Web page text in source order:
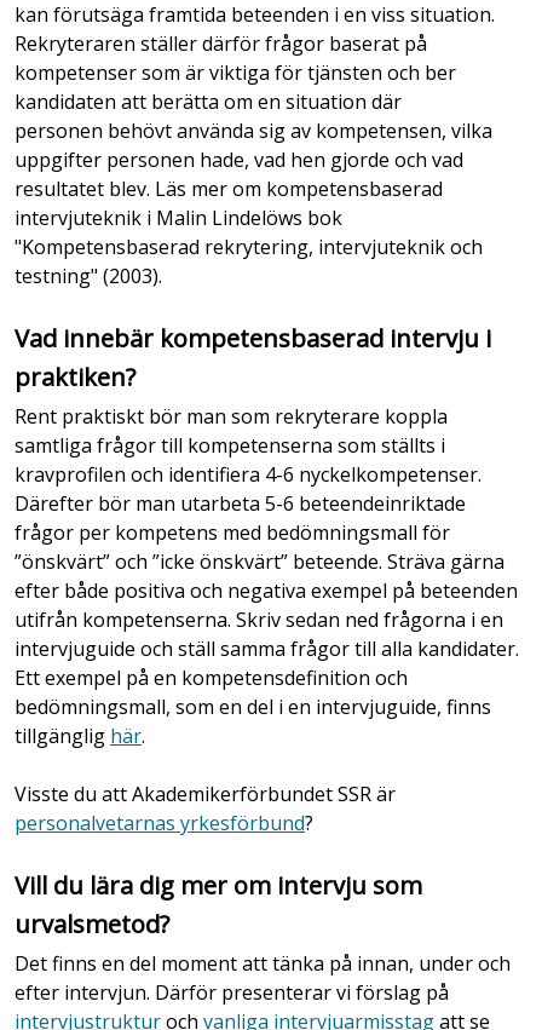
kan förutsäga framtida beteenden i en viss situation.
Rekryteraren ställer därför frågor baserat på
kompetenser som är viktiga för tjänsten och ber
kandidaten att berätta om en situation där
personen behövt använda sig av kompetensen, vilka
uppgifter personen hade, vad hen gjorde och vad
resultatet blev. Läs mer om kompetensbaserad
intervjuteknik i Malin Lindelöws bok
"Kompetensbaserad rekrytering, intervjuteknik och
testning" (2003).
Vad innebär kompetensbaserad intervju i
praktiken?
Rent praktiskt bör man som rekryterare koppla
samtliga frågor till kompetenserna som ställts i
kravprofilen och identifiera 4-6 nyckelkompetenser.
Därefter bör man utarbeta 5-6 beteendeinriktade
frågor per kompetens med bedömningsmall för
”önskvärt” och ”icke önskvärt” beteende. Sträva gärna
efter både positiva och negativa exempel på beteenden
utifrån kompetenserna. Skriv sedan ned frågorna i en
intervjuguide och ställ samma frågor till alla kandidater.
Ett exempel på en kompetensdefinition och
bedömningsmall, som en del i en intervjuguide, finns
tillgänglig här.
Visste du att Akademikerförbundet SSR är
personalvetarnas yrkesförbund?
Vill du lära dig mer om intervju som
urvalsmetod?
Det finns en del moment att tänka på innan, under och
efter intervjun. Därför presenterar vi förslag på
intervjustrukturoch vanliga intervjuarmisstagatt se